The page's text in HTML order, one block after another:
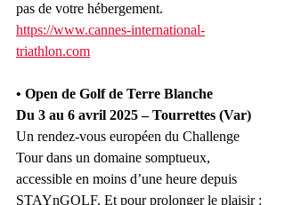
pas de votre hébergement.
https://www.cannes-international-
triathlon.com
• Open de Golf de Terre Blanche
Du 3 au 6 avril 2025 – Tourrettes (Var)
Un rendez-vous européen du Challenge
Tour dans un domaine somptueux,
accessible en moins d’une heure depuis
STAYnGOLF. Et pour prolonger le plaisir :